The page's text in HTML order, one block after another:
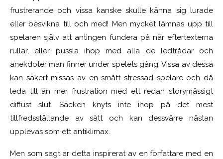
frustrerande och vissa kanske skulle känna sig lurade
eller besvikna till och med! Men mycket lämnas upp till
spelaren själv att antingen fundera på när eftertexterna
rullar, eller pussla ihop med alla de ledtrådar och
anekdoter man finner under spelets gång. Vissa av dessa
kan säkert missas av en smått stressad spelare och då
leda till än mer frustration med ett redan storymässigt
diffust slut. Säcken knyts inte ihop på det mest
tillfredsställande av sätt och kan dessvärre nästan
upplevas som ett antiklimax.
Men som sagt är detta inspirerat av en författare med en